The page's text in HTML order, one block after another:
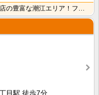
複数のスーパーやドラッグストア、飲食店の豊富な潮江エリア！フリーレント賃料1ヶ月分無料！インターネッ･･･
目駅 徒歩7分